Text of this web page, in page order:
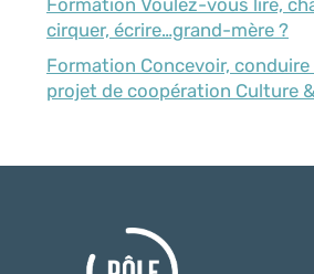
Formation Voulez-vous lire,
cirquer, écrire…grand-mère ?
Formation Concevoir,
projet de coopération Culture